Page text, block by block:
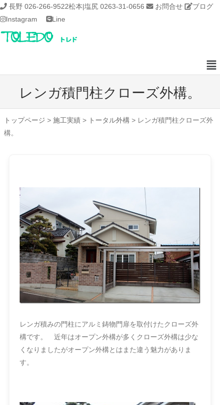
長野 026-266-9522松本|塩尻 0263-31-0656 お問合せ
ブログ
Instagram
Line
レンガ積門柱クローズ外構。
トップページ > 施工実績 > トータル外構 > レンガ積門柱クローズ外
構。
レンガ積みの門柱にアルミ鋳物門扉を取付けたクローズ外
構です。 近年はオープン外構が多くクローズ外構は少な
くなりましたがオープン外構とはまた違う魅力がありま
す。